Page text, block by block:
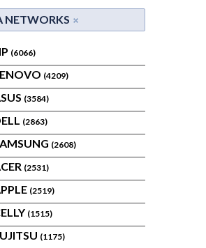
NETWORKS
(6066)
(4209)
(3584)
(2863)
(2608)
(2531)
(2519)
(1515)
(1175)